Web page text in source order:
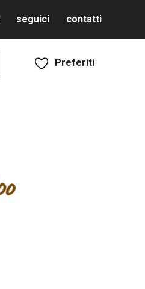
seguici contatti
Preferiti